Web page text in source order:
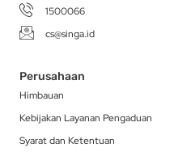
1500066
cs@singa.id
Perusahaan
Himbauan
Kebijakan Layanan Pengaduan
Syarat dan Ketentuan